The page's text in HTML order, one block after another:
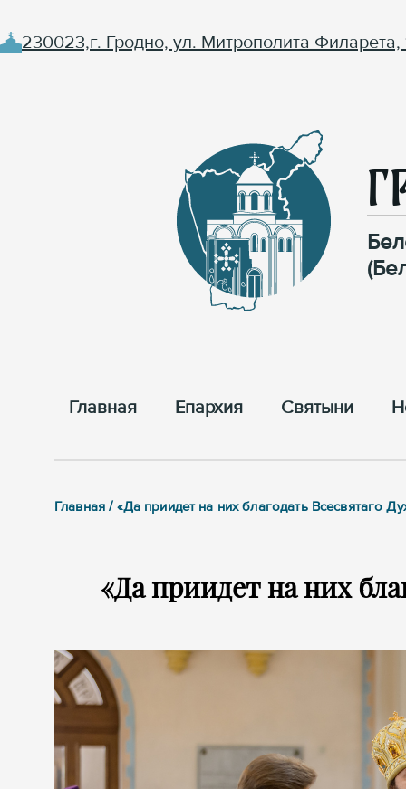
230023,г. Гродно, ул. Митрополита Филарета,
Главная Епархия Cвятыни
Главная / «Да приидет на них благодать Всесвятаго
«Да приидет на них